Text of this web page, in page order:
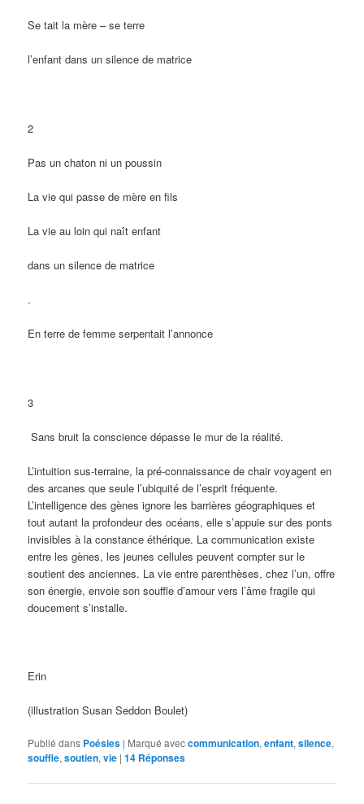
Se tait la mère – se terre
l’enfant dans un silence de matrice
2
Pas un chaton ni un poussin
La vie qui passe de mère en fils
La vie au loin qui naît enfant
dans un silence de matrice
.
En terre de femme serpentait l’annonce
3
Sans bruit la conscience dépasse le mur de la réalité.
L’intuition sus-terraine, la pré-connaissance de chair voyagent en
des arcanes que seule l’ubiquité de l’esprit fréquente.
L’intelligence des gènes ignore les barrières géographiques et
tout autant la profondeur des océans, elle s’appuie sur des ponts
invisibles à la constance éthérique. La communication existe
entre les gènes, les jeunes cellules peuvent compter sur le
soutient des anciennes. La vie entre parenthèses, chez l’un, offre
son énergie, envoie son souffle d’amour vers l’âme fragile qui
doucement s’installe.
Erin
(illustration Susan Seddon Boulet)
Publié dans Poésies | Marqué aveccommunication,enfant,silence,
souffle,soutien,vie |14 Réponses